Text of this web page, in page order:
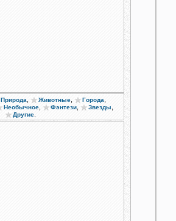
Природа Животные Города
Необычное Фэнтези Звезды
Другие.